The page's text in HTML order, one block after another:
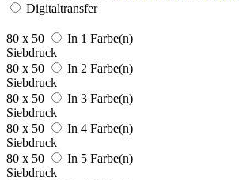
Digitaltransfer
80 x 50
In 1 Farbe(n)
Siebdruck
80 x 50
In 2 Farbe(n)
Siebdruck
80 x 50
In 3 Farbe(n)
Siebdruck
80 x 50
In 4 Farbe(n)
Siebdruck
80 x 50
In 5 Farbe(n)
Siebdruck